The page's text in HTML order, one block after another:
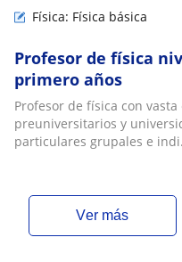
Física: Física básica
Profesor de física
primero años
Profesor de física con
preuniversitarios y
particulares grupales e
ver más